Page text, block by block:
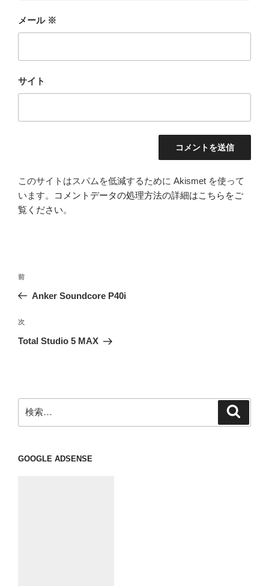
メール ※
サイト
このサイトはスパムを低減するために Akismet を使って
います。
コメントデータの処理方法の詳細はこちらをご
覧ください。
投
ビ
ゲ
ン
前
の
稿
前
Anker Soundcore P40i
次
の
次
Total Studio 5 MAX
索:
GOOGLE ADSENSE